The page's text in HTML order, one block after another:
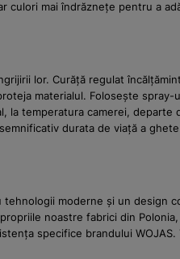
mai îndrăznețe pentru a
lor. Curăță regulat
materialul. Folosește spray-
temperatura camerei, departe
durata de viață a
tehnologii moderne și un design
noastre fabrici din
specifice brandului